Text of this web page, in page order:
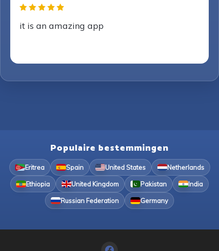
it is an amazing app
Populaire bestemmingen
Eritrea Spain United States Netherlands
Ethiopia United Kingdom Pakistan India
Russian Federation Germany